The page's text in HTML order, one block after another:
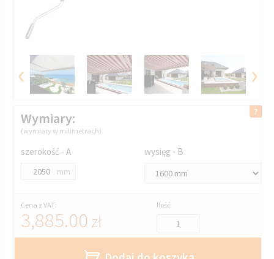
‹ ›
Wymiary:
(wymiary w milimetrach)
szerokość - A
mm
wysięg - B
Cena z VAT:
3,885.00 zł
Ilość: